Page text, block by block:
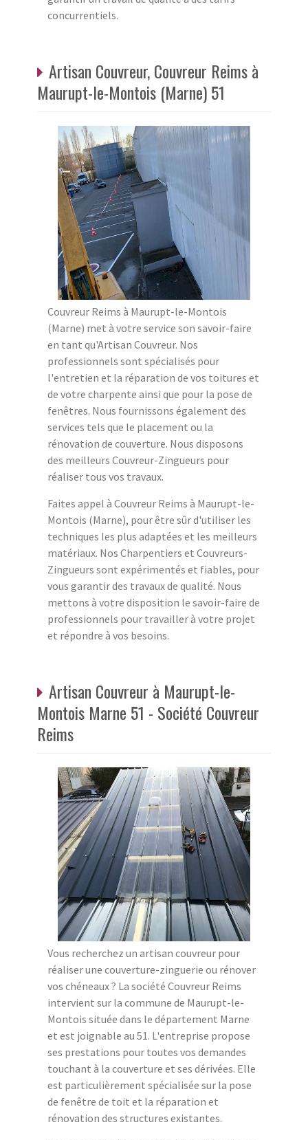
concurrentiels.
Artisan Couvreur, Couvreur Reims à
Maurupt-le-Montois (Marne) 51
Couvreur Reims à Maurupt-le-Montois
(Marne) met à votre service son savoir-faire
en tant qu'Artisan Couvreur. Nos
professionnels sont spécialisés pour
l'entretien et la réparation de vos toitures et
de votre charpente ainsi que pour la pose de
fenêtres. Nous fournissons également des
services tels que le placement ou la
rénovation de couverture. Nous disposons
des meilleurs Couvreur-Zingueurs pour
réaliser tous vos travaux.
Faites appel à Couvreur Reims à Maurupt-le-
Montois (Marne), pour être sûr d'utiliser les
techniques les plus adaptées et les meilleurs
matériaux. Nos Charpentiers et Couvreurs-
Zingueurs sont expérimentés et fiables, pour
vous garantir des travaux de qualité. Nous
mettons à votre disposition le savoir-faire de
professionnels pour travailler à votre projet
et répondre à vos besoins.
Artisan Couvreur à Maurupt-le-
Montois Marne 51 - Société Couvreur
Reims
Vous recherchez un artisan couvreur pour
réaliser une couverture-zinguerie ou rénover
vos chéneaux ? La société Couvreur Reims
intervient sur la commune de Maurupt-le-
Montois située dans le département Marne
et est joignable au 51. L'entreprise propose
ses prestations pour toutes vos demandes
touchant à la couverture et ses dérivées. Elle
est particulièrement spécialisée sur la pose
de fenêtre de toit et la réparation et
rénovation des structures existantes.